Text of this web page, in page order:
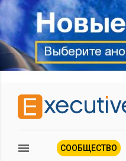
СООБЩЕСТВО